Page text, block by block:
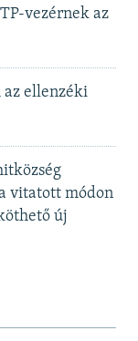
vezérnek az
az ellenzéki
vitatott módon
új